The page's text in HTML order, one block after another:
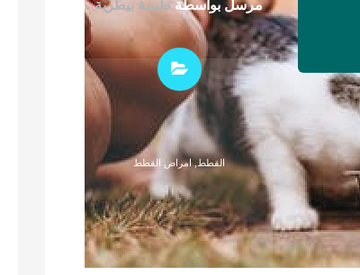
مرسل بواسطةطبيبة بيطرية
القطط ,امراض القطط